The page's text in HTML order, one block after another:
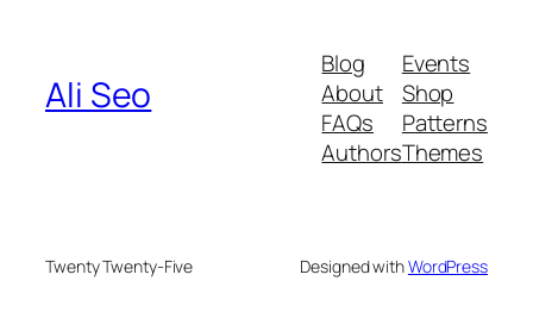
Ali Seo
Blog
About
FAQs
Authors
Events
Shop
Patterns
Themes
Twenty Twenty-Five Designed withWordPress